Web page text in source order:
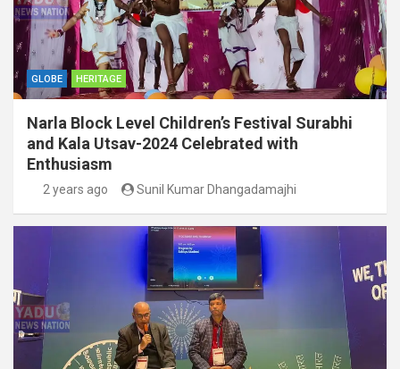
GLOBE HERITAGE
Narla Block Level Children’s Festival Surabhi
and Kala Utsav-2024 Celebrated with
Enthusiasm
2 years ago Sunil Kumar Dhangadamajhi